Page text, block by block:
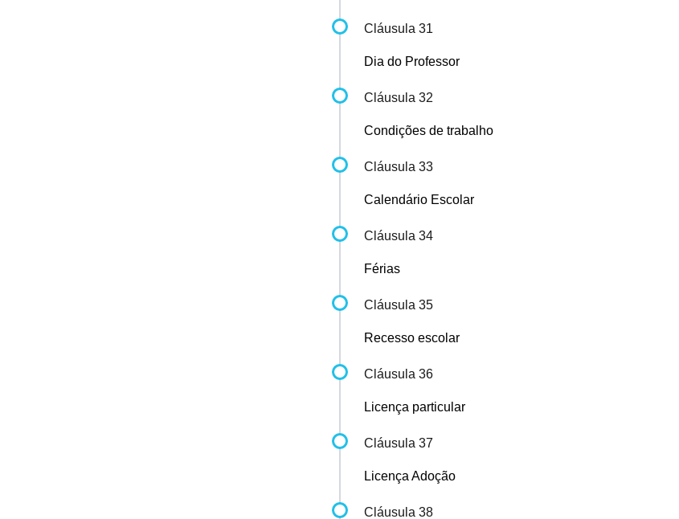
Cláusula 31
Dia do Professor
Cláusula 32
Condições de trabalho
Cláusula 33
Calendário Escolar
Cláusula 34
Férias
Cláusula 35
Recesso escolar
Cláusula 36
Licença particular
Cláusula 37
Licença Adoção
Cláusula 38